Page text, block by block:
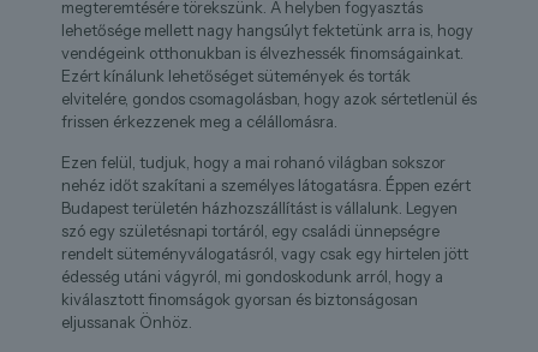
megteremtésére törekszünk. A helyben fogyasztás
lehetősége mellett nagy hangsúlyt fektetünk arra is, hogy
vendégeink otthonukban is élvezhessék finomságainkat.
Ezért kínálunk lehetőséget sütemények és torták
elvitelére, gondos csomagolásban, hogy azok sértetlenül és
frissen érkezzenek meg a célállomásra.
Ezen felül, tudjuk, hogy a mai rohanó világban sokszor
nehéz időt szakítani a személyes látogatásra. Éppen ezért
Budapest területén házhozszállítást is vállalunk. Legyen
szó egy születésnapi tortáról, egy családi ünnepségre
rendelt süteményválogatásról, vagy csak egy hirtelen jött
édesség utáni vágyról, mi gondoskodunk arról, hogy a
kiválasztott finomságok gyorsan és biztonságosan
eljussanak Önhöz.